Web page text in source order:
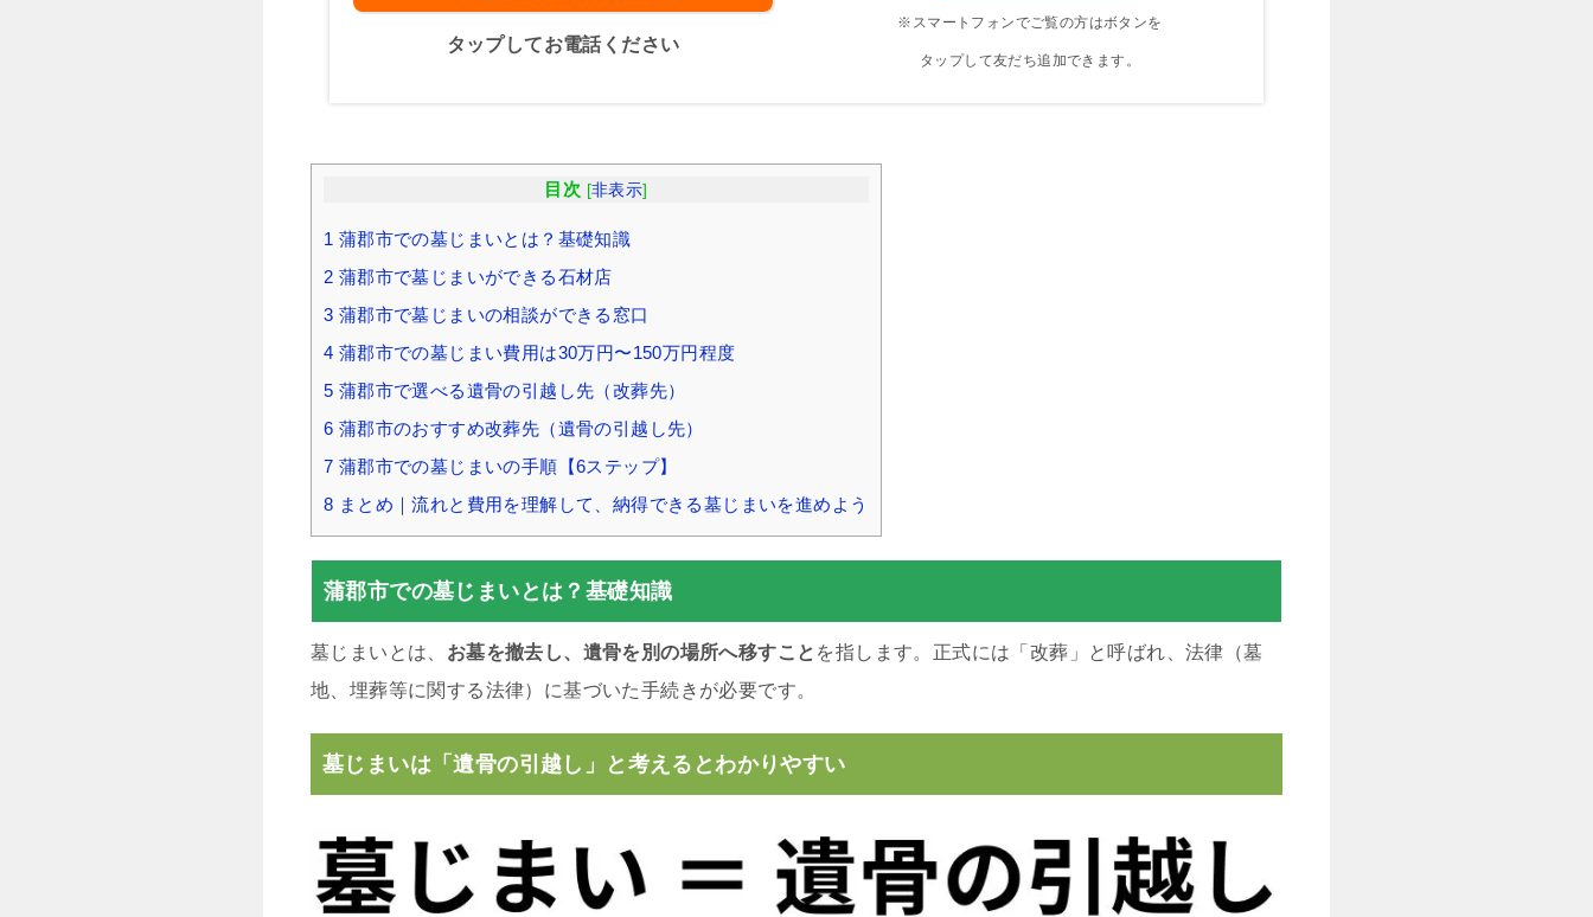
タップしてお電話ください
※スマートフォンでご覧の方はボタンを
タップして友だち追加できます。
目次 [非表示]
1 蒲郡市での墓じまいとは？基礎知識
2 蒲郡市で墓じまいができる石材店
3 蒲郡市で墓じまいの相談ができる窓口
4 蒲郡市での墓じまい費用は30万円〜150万円程度
5 蒲郡市で選べる遺骨の引越し先（改葬先）
6 蒲郡市のおすすめ改葬先（遺骨の引越し先）
7 蒲郡市での墓じまいの手順【6ステップ】
8 まとめ｜流れと費用を理解して、納得できる墓じまいを進めよう
蒲郡市での墓じまいとは？基礎知識
墓じまいとは、 お墓を撤去し、遺骨を別の場所へ移すこと を指します。正式には「改葬」と呼ばれ、法律（墓
地、埋葬等に関する法律）に基づいた手続きが必要です。
墓じまいは「遺骨の引越し」と考えるとわかりやすい